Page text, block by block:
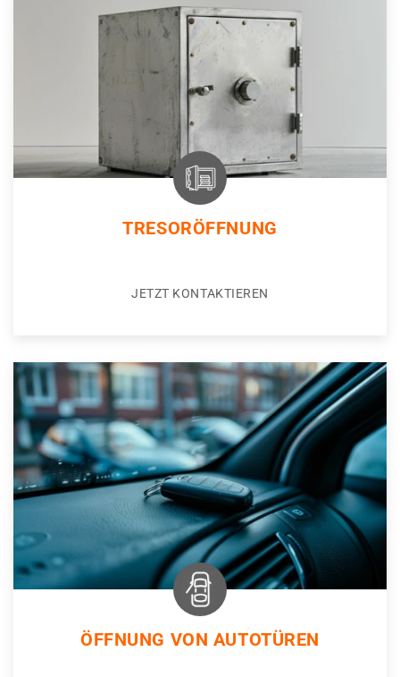
TRESORÖFFNUNG
JETZT KONTAKTIEREN
ÖFFNUNG VON AUTOTÜREN